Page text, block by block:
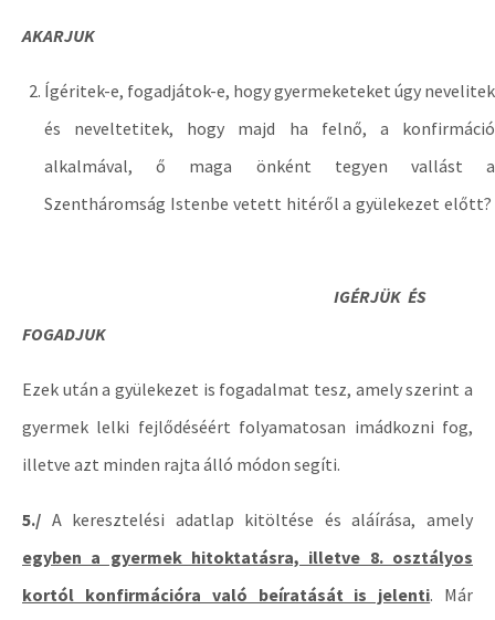
AKARJUK
Ígéritek-e, fogadjátok-e, hogy gyermeketeket úgy nevelitek
és neveltetitek, hogy majd ha felnő, a konfirmáció
alkalmával, ő maga önként tegyen vallást a
Szentháromság Istenbe vetett hitéről a gyülekezet előtt?
IGÉRJÜK ÉS
FOGADJUK
Ezek után a gyülekezet is fogadalmat tesz, amely szerint a
gyermek lelki fejlődéséért folyamatosan imádkozni fog,
illetve azt minden rajta álló módon segíti.
5./ A keresztelési adatlap kitöltése és aláírása, amely
egyben a gyermek hitoktatásra, illetve 8. osztályos
kortól konfirmációra való beíratását is jelenti. Már